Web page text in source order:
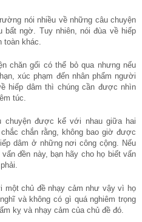
nói nhiều về những câu chuyện
bất ngờ. Tuy nhiên, nói đùa về hiếp
khác.
chăn gối có thể bỏ qua nhưng nếu
xúc phạm đến nhân phẩm người
hiếp dâm thì chúng cần được nhìn
túc.
chuyện được kể với nhau giữa hai
chắn rằng, không bao giờ được
dâm ở những nơi công cộng. Nếu
đền này, bạn hãy cho họ biết vấn
một chủ đề nhạy cảm như vậy vì họ
và không có gì quá nghiêm trọng
kỵ và nhạy cảm của chủ đề đó.